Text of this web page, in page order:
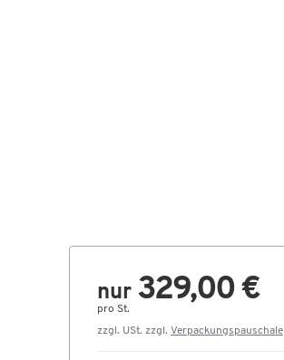
nur 329,00 €
pro St.
zzgl. USt. zzgl. Verpackungspauschale